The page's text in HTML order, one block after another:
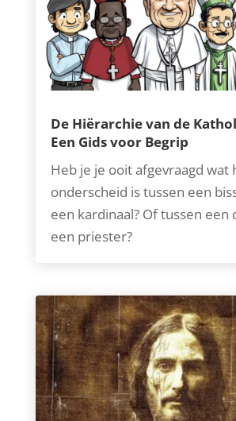
De Hiërarchie van de
Een Gids voor Begrip
Heb je je ooit afgevraagd wat
onderscheid is tussen een
een kardinaal? Of tussen een
een priester?